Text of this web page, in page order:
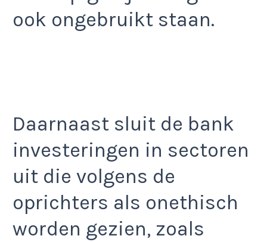
ook ongebruikt staan.
Daarnaast sluit de bank
investeringen in sectoren
uit die volgens de
oprichters als onethisch
worden gezien, zoals